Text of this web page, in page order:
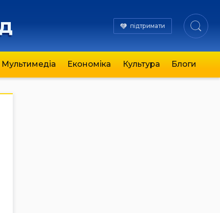
підтримати
Мультимедіа Економіка Культура Блоги